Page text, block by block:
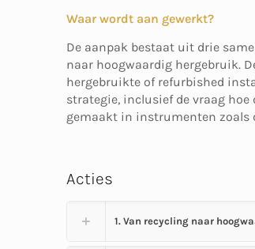
Waar wordt aan gewerkt?
De aanpak bestaat uit drie
naar hoogwaardig hergebruik.
hergebruikte of refurbished
strategie, inclusief de vraag
gemaakt in instrumenten zoals
Acties
1. Van recycling naar